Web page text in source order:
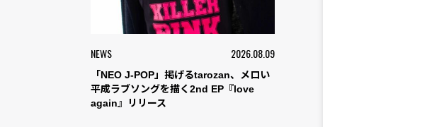
NEWS 2026.08.09
「NEO J-POP」掲げるtarozan、メロい
平成ラブソングを描く2nd EP『love
again』リリース